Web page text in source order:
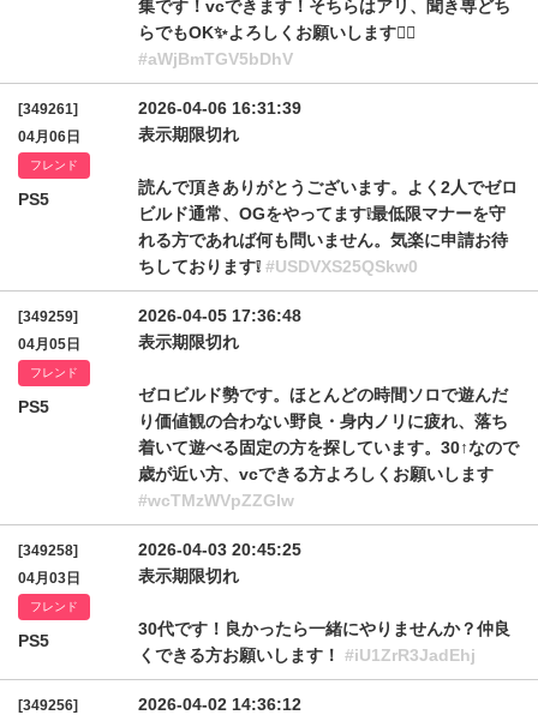
集です！vcできます！そちらはアリ、聞き専どち
らでもOK✨よろしくお願いします🙇‍♂️
#aWjBmTGV5bDhV
[349261]
04月06日
フレンド
PS5
2026-04-06 16:31:39
表示期限切れ
読んで頂きありがとうございます。よく2人でゼロ
ビルド通常、OGをやってます❕最低限マナーを守
れる方であれば何も問いません。気楽に申請お待
ちしております❕ #USDVXS25QSkw0
[349259]
04月05日
フレンド
PS5
2026-04-05 17:36:48
表示期限切れ
ゼロビルド勢です。ほとんどの時間ソロで遊んだ
り価値観の合わない野良・身内ノリに疲れ、落ち
着いて遊べる固定の方を探しています。30↑なので
歳が近い方、vcできる方よろしくお願いします
#wcTMzWVpZZGIw
[349258]
04月03日
フレンド
PS5
2026-04-03 20:45:25
表示期限切れ
30代です！良かったら一緒にやりませんか？仲良
くできる方お願いします！ #iU1ZrR3JadEhj
[349256]
2026-04-02 14:36:12